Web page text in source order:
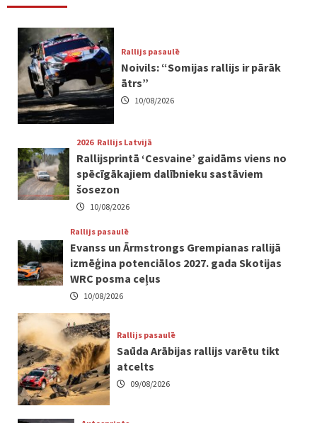
Rallijs pasaulē
Noivils: “Somijas rallijs ir pārāk
ātrs”
10/08/2026
2026 Rallijs Latvijā
Rallijsprintā ‘Cesvaine’ gaidāms viens no
spēcīgākajiem dalībnieku sastāviem
šosezon
10/08/2026
Rallijs pasaulē
Evanss un Ārmstrongs Grempianas rallijā
izmēģina potenciālos 2027. gada Skotijas
WRC posma ceļus
10/08/2026
Rallijs pasaulē
Saūda Arābijas rallijs varētu tikt
atcelts
09/08/2026